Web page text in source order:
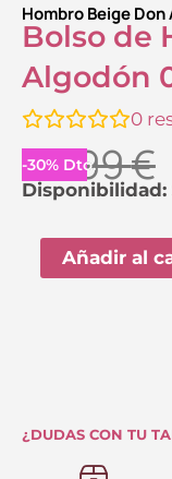
Hombro Beige
Bolso de
Algodón
0
-30% Dto.
59.99€
Disponibilidad:
Bolso
Hombro
Beige
Añadir al
¿DUDAS CON TU